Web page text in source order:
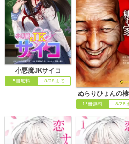
小悪魔JKサイコ
5冊無料 8/28まで
ぬらりひょんの
12冊無料 8/28